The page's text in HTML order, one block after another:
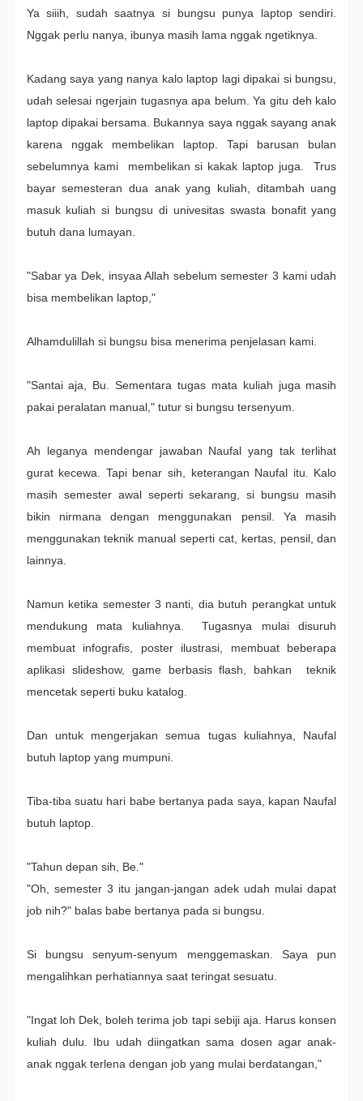
Ya siiih, sudah saatnya si bungsu punya laptop sendiri.
Nggak perlu nanya, ibunya masih lama nggak ngetiknya.
Kadang saya yang nanya kalo laptop lagi dipakai si bungsu,
udah selesai ngerjain tugasnya apa belum. Ya gitu deh kalo
laptop dipakai bersama. Bukannya saya nggak sayang anak
karena nggak membelikan laptop. Tapi barusan bulan
sebelumnya kami membelikan si kakak laptop juga. Trus
bayar semesteran dua anak yang kuliah, ditambah uang
masuk kuliah si bungsu di univesitas swasta bonafit yang
butuh dana lumayan.
"Sabar ya Dek, insyaa Allah sebelum semester 3 kami udah
bisa membelikan laptop,"
Alhamdulillah si bungsu bisa menerima penjelasan kami.
"Santai aja, Bu. Sementara tugas mata kuliah juga masih
pakai peralatan manual," tutur si bungsu tersenyum.
Ah leganya mendengar jawaban Naufal yang tak terlihat
gurat kecewa. Tapi benar sih, keterangan Naufal itu. Kalo
masih semester awal seperti sekarang, si bungsu masih
bikin nirmana dengan menggunakan pensil. Ya masih
menggunakan teknik manual seperti cat, kertas, pensil, dan
lainnya.
Namun ketika semester 3 nanti, dia butuh perangkat untuk
mendukung mata kuliahnya. Tugasnya mulai disuruh
membuat infografis, poster ilustrasi, membuat beberapa
aplikasi slideshow, game berbasis flash, bahkan teknik
mencetak seperti buku katalog.
Dan untuk mengerjakan semua tugas kuliahnya, Naufal
butuh laptop yang mumpuni.
Tiba-tiba suatu hari babe bertanya pada saya, kapan Naufal
butuh laptop.
"Tahun depan sih, Be."
"Oh, semester 3 itu jangan-jangan adek udah mulai dapat
job nih?" balas babe bertanya pada si bungsu.
Si bungsu senyum-senyum menggemaskan. Saya pun
mengalihkan perhatiannya saat teringat sesuatu.
"Ingat loh Dek, boleh terima job tapi sebiji aja. Harus konsen
kuliah dulu. Ibu udah diingatkan sama dosen agar anak-
anak nggak terlena dengan job yang mulai berdatangan,"